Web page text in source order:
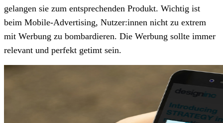
gelangen sie zum entsprechenden Produkt. Wichtig ist
beim Mobile-Advertising, Nutzer:innen nicht zu extrem
mit Werbung zu bombardieren. Die Werbung sollte immer
relevant und perfekt getimt sein.